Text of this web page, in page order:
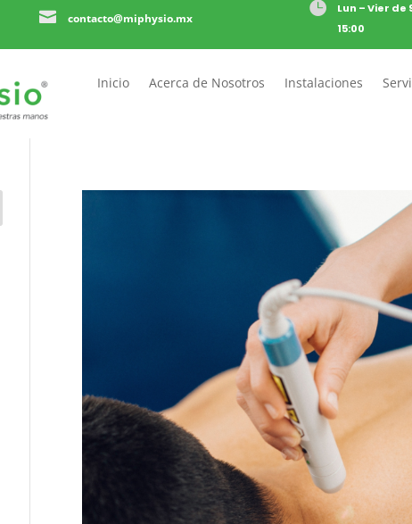
 contacto@miphysio.mx

Lun – Vier de
15:00
Inicio Acerca de Nosotros Instalaciones